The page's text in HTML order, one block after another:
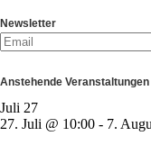
Newsletter
Anstehende
Juli 27
27. Juli @ 10:00 - 7.